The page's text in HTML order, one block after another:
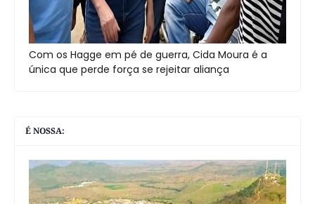
Com os Hagge em pé de guerra, Cida Moura é a
única que perde força se rejeitar aliança
É NOSSA: